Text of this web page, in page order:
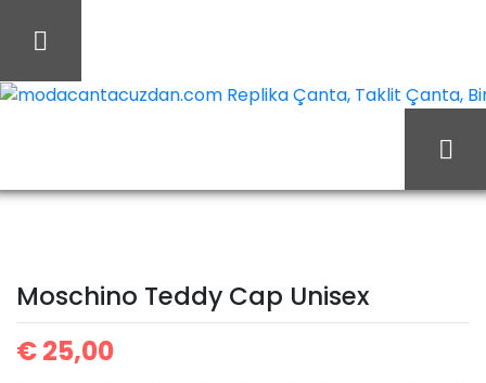
Moschino t-Shirt/tracksuit
Moschino Teddy Cap Unisex
€25,00